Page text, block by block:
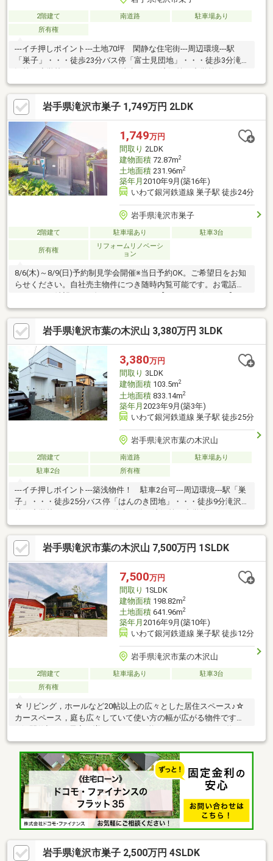
2階建て 南道路
駐車場あり
所有権
---イチ押しポイント---土地70坪 閑静な住宅街---周辺環境---駅
「巣子」・・・徒歩23分バス停「富士見団地」・・・徒歩3分滝
2.9ｋｍ（徒歩37分）
岩手県滝沢市巣子 1,749万円 2LDK
1,749万円
間取り 2LDK
建物面積72.87m2
土地面積231.96m2
築年月 2010年9月(築16年)
いわて銀河鉄道線 巣子駅 徒歩24分
岩手県滝沢市巣子
2階建て 駐車場あり 駐車3台
所有権
リフォームリノベーシ
ョン
8/6(木)～8/9(日)予約制見学会開催※当日予約OK。ご希望日をお知
らせください。自社売主物件につき随時内覧可能です。お電話か
本物件は条件により住宅ローン減税が適用されます。
岩手県滝沢市葉の木沢山 3,380万円 3LDK
3,380万円
間取り 3LDK
建物面積103.5m2
土地面積833.14m2
築年月 2023年9月(築3年)
いわて銀河鉄道線 巣子駅 徒歩25分
岩手県滝沢市葉の木沢山
2階建て 南道路
駐車場あり
駐車2台
所有権
---イチ押しポイント---築浅物件！ 駐車2台可---周辺環境---駅「巣
子」・・・徒歩25分バス停「はんのき団地」・・・徒歩9分滝沢
ｋ（徒歩44分）
岩手県滝沢市葉の木沢山 7,500万円 1SLDK
7,500万円
間取り 1SLDK
建物面積198.82m2
土地面積641.96m2
築年月 2016年9月(築10年)
いわて銀河鉄道線 巣子駅 徒歩12分
岩手県滝沢市葉の木沢山
2階建て 駐車場あり
駐車3台
所有権
☆ リビング，ホールなど20帖以上の広々とした居住スペース♪☆
カースペース，庭も広々していて使い方の幅が広がる物件です
置）約20帖■ カースペース5台以上可■ トイレ3カ所■ 土間スペー
ス■ エアコン4台■ シャワー室■ テラス■ バルコニー■ 太陽光発電
システム10K■ 薪ストーブ（別途）
岩手県滝沢市巣子 2,500万円 4SLDK